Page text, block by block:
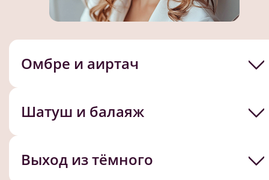
Омбре и аиртач
Шатуш и балаяж
Выход из тёмного